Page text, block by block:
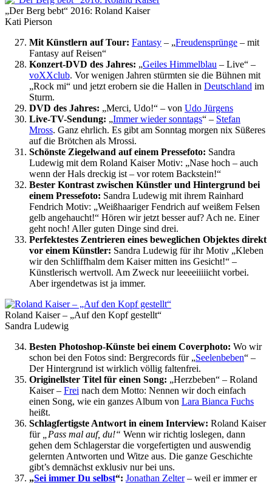
„Der Berg bebt“ 2016: Roland Kaiser
Kati Pierson
Mit Künstlern auf Tour: Fantasy – „Freudensprünge – mit
Fantasy auf Reisen“
Konzert-DVD des Jahres: „Geiles Himmelblau – Live“ –
voXXclub. Vor wenigen Jahren stürmten sie die Bühnen mit
„Rock mi“ und jetzt erobern sie die Hallen in Deutschland im
Sturm.
DVD des Jahres: „Merci, Udo!“ – von Udo Jürgens
Live-TV-Sendung: „Immer wieder sonntags“ – Stefan
Mross. Ganz ehrlich. Es gibt am Sonntag morgen nix Süßeres
auf die Brötchen als Mrossi.
Schönste Ziegelwand auf einem Pressefoto: Sandra
Ludewig mit dem Roland Kaiser Motiv: „Nase hoch – auch
wenn der Hals dreckig ist – vor rotem Backstein!“
Bester Kontrast zwischen Künstler und Hintergrund bei
einem Pressefoto: Sandra Ludewig mit ihrem Rainhard
Fendrich Motiv: „Weißhaariger Fendrich auf weißem Felsen
gelb angehaucht!“ Hören wir jetzt besser auf? Ach ne. Einer
geht noch! Aller guten Dinge sind drei.
Perfektestes Zentrieren eines beweglichen Objektes direkt
vor einem Künstler: Sandra Ludewig für ihr Motiv „Kleben
wir den Schliffhalm dem Kaiser mitten ins Gesicht!“ –
Künstlerisch wertvoll. Am Zweck nur leeeeiiiiicht vorbei.
Aber irgendetwas ist ja immer.
Roland Kaiser – „Auf den Kopf gestellt“
Sandra Ludewig
Besten Photoshop-Künste bei einem Coverphoto: Wo wir
schon bei den Fotos sind: Bergrecords für „Seelenbeben“ –
Der Hintergrund ist wirklich völlig faltenfrei.
Originellster Titel für einen Song: „Herzbeben“ – Roland
Kaiser – Frei nach dem Motto: Nennen wir doch einfach
einen Song, wie ein ganzes Album von Lara Bianca Fuchs
heißt.
Schlagfertigste Antwort in einem Interview: Roland Kaiser
für
„Pass mal auf, du!“ Wenn wir richtig loslegen, dann
gehen dem Schlagerstar die vorgefertigten und auswendig
gelernten Antworten und Witze aus. Die ganze Geschichte
gibt’s demnächst exklusiv nur bei uns.
„Sei immer Du selbst“: Jonathan Zelter– weil er immer er